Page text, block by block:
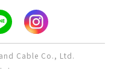
Inst
agra
Cable Co., Ltd.